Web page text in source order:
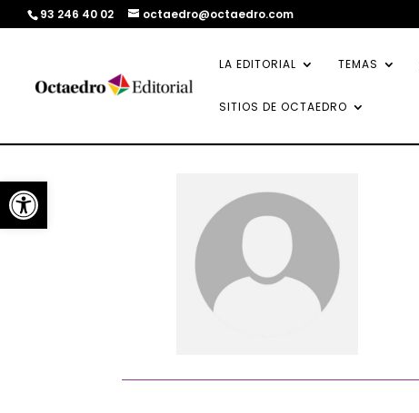
Abrir barra de herramientas
93 246 40 02 octaedro@octaedro.com
LA EDITORIAL TEMAS
SITIOS DE OCTAEDRO